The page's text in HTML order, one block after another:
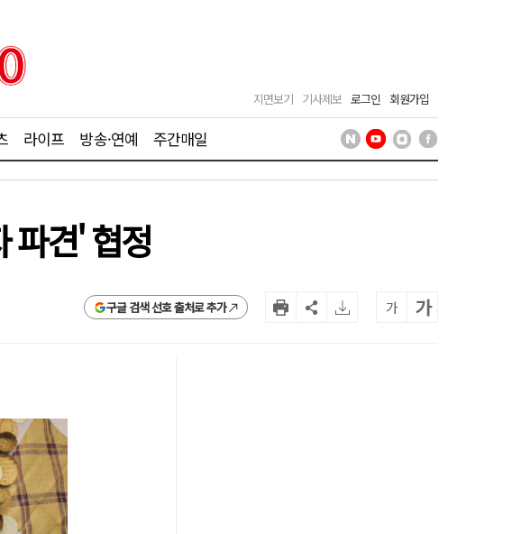
지면보기 기사제보 로그인 회원가입
라이프 방송·연예 주간매일
파견' 협정
구글 검색 선호 출처로 추가 가 가